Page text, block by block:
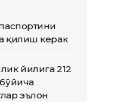
қилиш керак
йилига 212
эълон